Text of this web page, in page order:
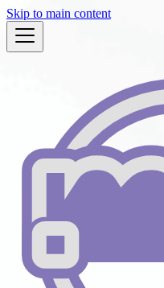
Skip to main content